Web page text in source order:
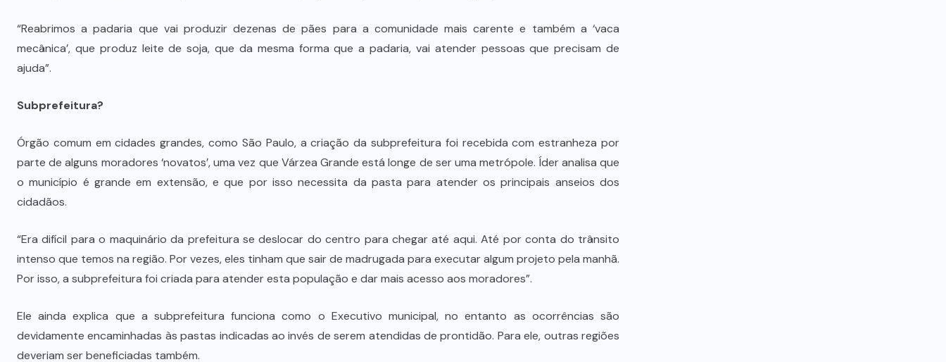
“Reabrimos a padaria que vai produzir dezenas de pães para a comunidade mais carente e também a ‘vaca
mecânica’, que produz leite de soja, que da mesma forma que a padaria, vai atender pessoas que precisam de
ajuda”.
Subprefeitura?
Órgão comum em cidades grandes, como São Paulo, a criação da subprefeitura foi recebida com estranheza por
parte de alguns moradores ‘novatos’, uma vez que Várzea Grande está longe de ser uma metrópole. Íder analisa que
o município é grande em extensão, e que por isso necessita da pasta para atender os principais anseios dos
cidadãos.
“Era difícil para o maquinário da prefeitura se deslocar do centro para chegar até aqui. Até por conta do trânsito
intenso que temos na região. Por vezes, eles tinham que sair de madrugada para executar algum projeto pela manhã.
Por isso, a subprefeitura foi criada para atender esta população e dar mais acesso aos moradores”.
Ele ainda explica que a subprefeitura funciona como o Executivo municipal, no entanto as ocorrências são
devidamente encaminhadas às pastas indicadas ao invés de serem atendidas de prontidão. Para ele, outras regiões
deveriam ser beneficiadas também.